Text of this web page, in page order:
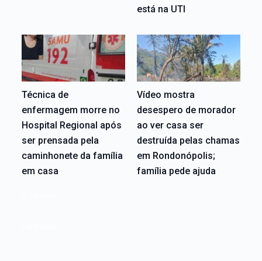
está na UTI
Técnica de
enfermagem morre no
Hospital Regional após
ser prensada pela
caminhonete da família
em casa
Vídeo mostra
desespero de morador
ao ver casa ser
destruída pelas chamas
em Rondonópolis;
família pede ajuda